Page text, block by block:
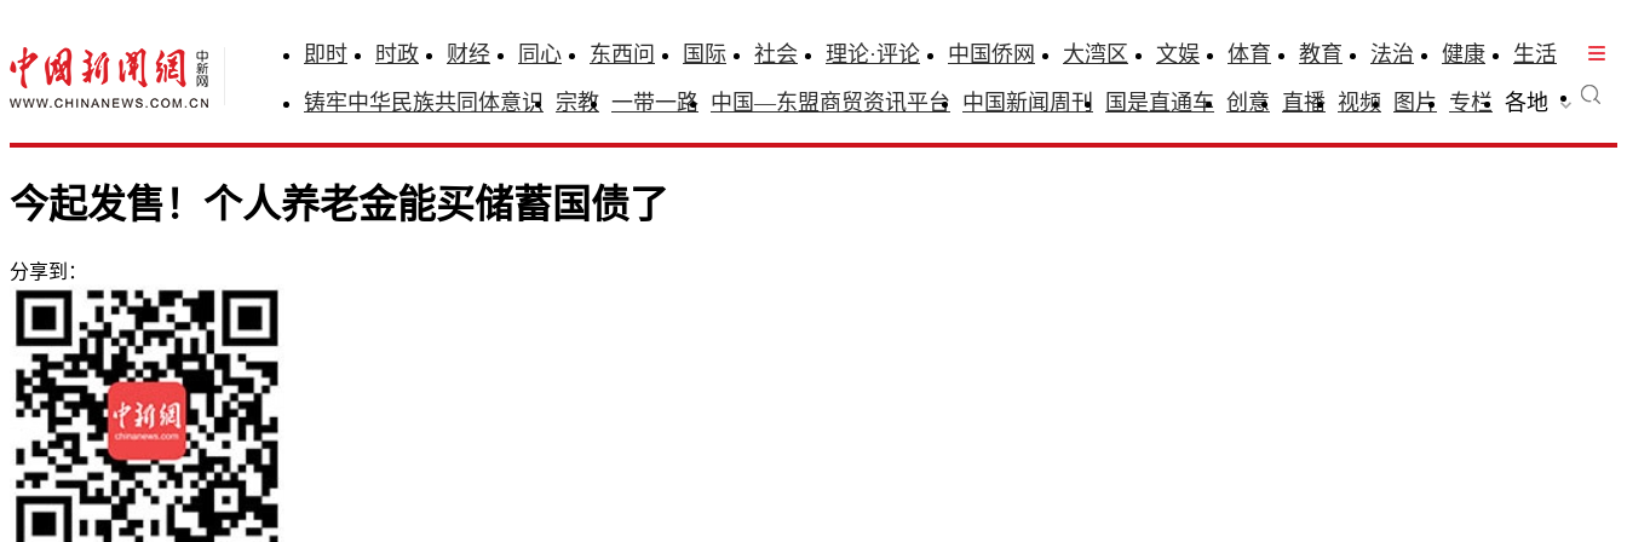
即时 时政 财经 同心 东西问 国际 社会 理论·评论 中国侨网 大湾区 文娱 体育 教育 法治 健康
生活
铸牢中华民族共同体意识 宗教 一带一路 中国—东盟商贸资讯平台 中国新闻周刊 国是直通车 创意 直播 视频 图片 专栏 各地
今起发售！个人养老金能买储蓄国债了
分享到：